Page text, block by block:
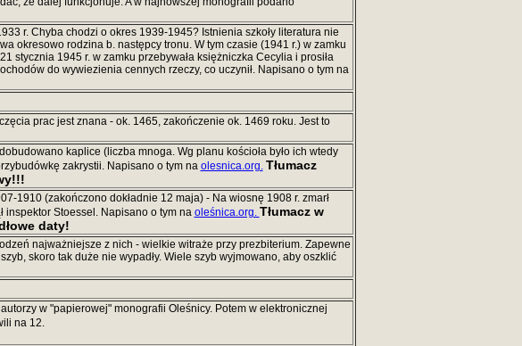
r. Chyba chodzi o okres 1939-1945? Istnienia szkoły literatura nie
okresowo rodzina b. następcy tronu. W tym czasie (1941 r.) w zamku
stycznia 1945 r. w zamku przebywała księżniczka Cecylia i prosiła
do wywiezienia cennych rzeczy, co uczynił. Napisano o tym na
prac jest znana - ok. 1465, zakończenie ok. 1469 roku. Jest to
kaplice (liczba mnoga. Wg planu kościoła było ich wtedy
zakrystii. Napisano o tym na olesnica.org. Tłumacz
1910 (zakończono dokładnie 12 maja) - Na wiosnę 1908 r. zmarł
inspektor Stoessel. Napisano o tym na oleśnica.org. Tłumacz w
daty!
najważniejsze z nich - wielkie witraże przy prezbiterium. Zapewne
skoro tak duże nie wypadły. Wiele szyb wyjmowano, aby oszklić
w "papierowej" monografii Oleśnicy. Potem w elektronicznej
na 12.